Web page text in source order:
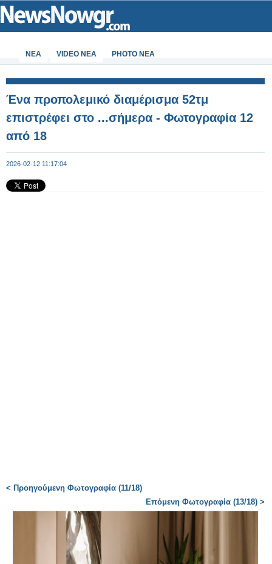
ΝΕΑ VIDEO NEA PHOTO NEA
Ένα προπολεμικό διαμέρισμα 52τμ
επιστρέφει στο ...σήμερα - Φωτογραφία 12
από 18
2026-02-12 11:17:04
< Προηγούμενη Φωτογραφία (11/18)
Επόμενη Φωτογραφία (13/18) >